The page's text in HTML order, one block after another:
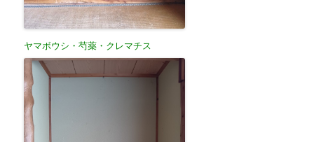
ヤマボウシ・芍薬・クレマチス